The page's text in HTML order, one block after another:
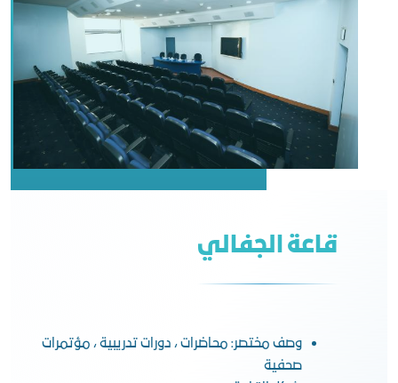
قاعة الجفالي
وصف مختصر: محاضرات ، دورات تدريبية ، مؤتمرات
صحفية